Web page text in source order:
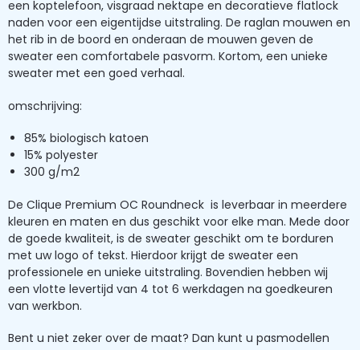
een koptelefoon, visgraad nektape en decoratieve flatlock
naden voor een eigentijdse uitstraling. De raglan mouwen en
het rib in de boord en onderaan de mouwen geven de
sweater een comfortabele pasvorm. Kortom, een unieke
sweater met een goed verhaal.
omschrijving:
85% biologisch katoen
15% polyester
300 g/m2
De Clique Premium OC Roundneck is leverbaar in meerdere
kleuren en maten en dus geschikt voor elke man. Mede door
de goede kwaliteit, is de sweater geschikt om te borduren
met uw logo of tekst. Hierdoor krijgt de sweater een
professionele en unieke uitstraling. Bovendien hebben wij
een vlotte levertijd van 4 tot 6 werkdagen na goedkeuren
van werkbon.
Bent u niet zeker over de maat? Dan kunt u pasmodellen